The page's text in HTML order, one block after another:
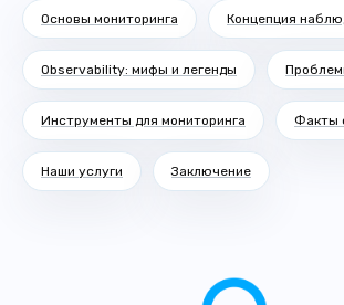
Основы мониторинга Концепция
Observability: мифы и легенды
Инструменты для мониторинга Факты
Наши услуги Заключение